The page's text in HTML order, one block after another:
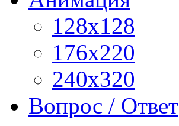
128x128
176x220
240x320
Вопрос / Ответ